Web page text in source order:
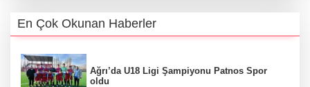
En Çok Okunan Haberler
Ağrı’da U18 Ligi Şampiyonu Patnos Spor
oldu